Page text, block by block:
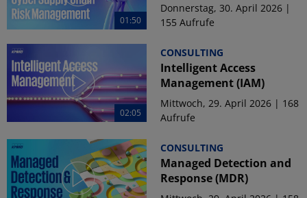
01:50
Donnerstag, 30. April 2026 |
155 Aufrufe
02:05
CONSULTING
Intelligent Access
Management (IAM)
Mittwoch, 29. April 2026 | 168
Aufrufe
CONSULTING
Managed Detection and
Response (MDR)